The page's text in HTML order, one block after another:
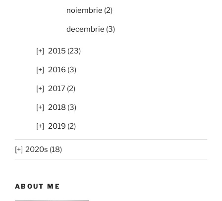
noiembrie (2)
decembrie (3)
2015 (23)
2016 (3)
2017(2)
2018 (3)
2019 (2)
2020s (18)
ABOUT ME